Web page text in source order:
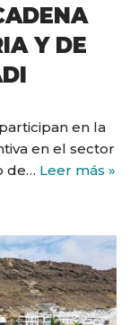
Y DE
en la
en el sector
de… Leer más »